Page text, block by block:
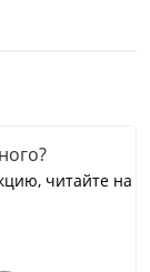
читайте на